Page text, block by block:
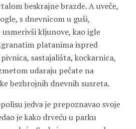
beskrajne brazde. A uveče,
s dnevnicom u guši,
kljunove, kao igle
platanima ispred
sastajališta, kockarnica,
udaraju pečate na
bezbrojnih dnevnih susreta.
jedva je prepoznavao svoje
je kako drveću u parku